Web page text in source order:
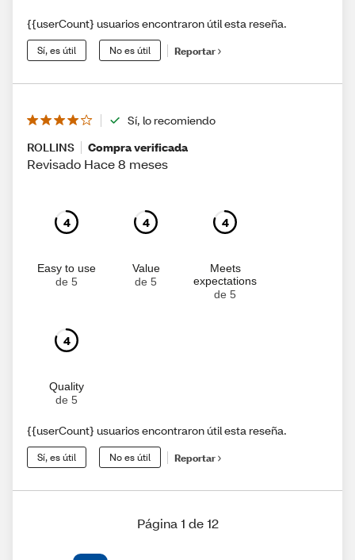
{{userCount} usuarios encontraron útil esta reseña.
Sí, es útil No es útil Reportar
Sí, lo recomiendo
ROLLINS
Compra verificada
Revisado Hace 8 meses
4
Easy to use
de 5
4
Value
de 5
4
Meets
expectations
de 5
4
Quality
de 5
{{userCount} usuarios encontraron útil esta reseña.
Sí, es útil No es útil Reportar
Página 1 de 12